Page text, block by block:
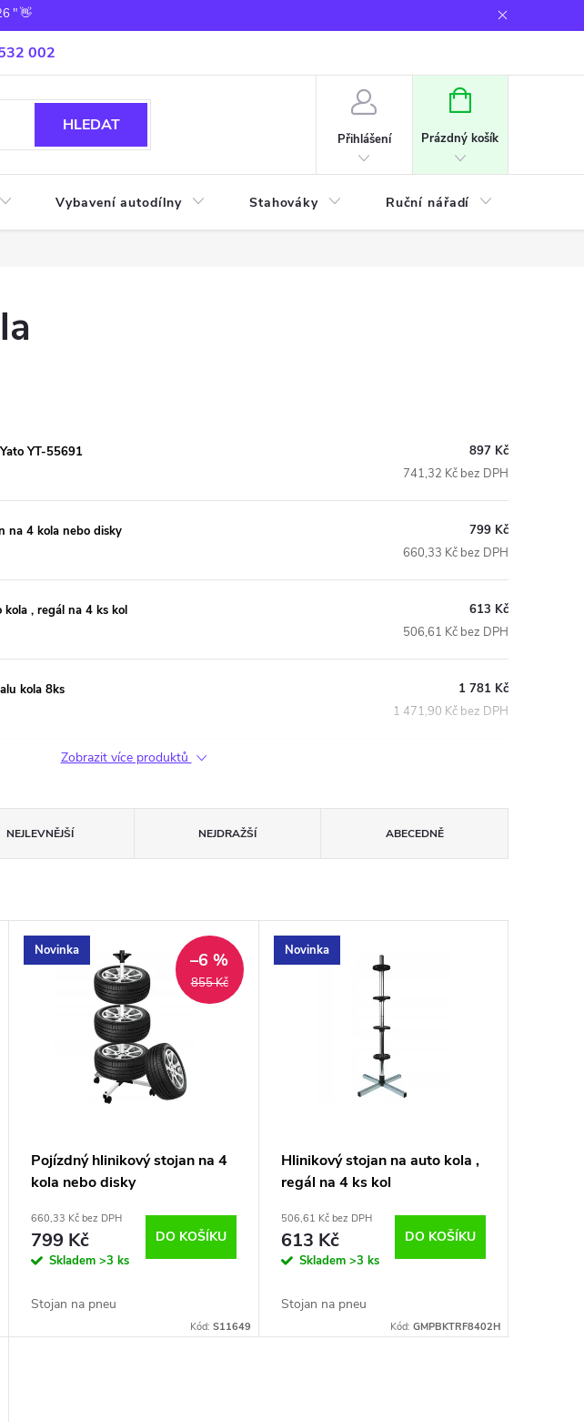
" 👋
002
HLEDAT
Přihlášení
NÁKUPNÍ
Prázdný košík
Vybavení autodílny Stahováky Ruční nářadí
YT-55691
897 Kč
741,32 Kč bez DPH
na 4 kola nebo disky
799 Kč
660,33 Kč bez DPH
, regál na 4 ks kol
613 Kč
506,61 Kč bez DPH
kola 8ks
1 781 Kč
1 471,90 Kč bez DPH
Zobrazit více produktů
NEJLEVNĚJŠÍ NEJDRAŽŠÍ ABECEDNĚ
Novinka
855 Kč
–6 %
Pojízdný hlinikový stojan na 4
kola nebo disky
660,33 Kč bez DPH
799 Kč
Skladem>3 ks
DO KOŠÍKU
Stojan na pneu
Kód: S11649
Novinka
Hlinikový stojan na auto kola ,
regál na 4 ks kol
506,61 Kč bez DPH
613 Kč
Skladem >3 ks
DO KOŠÍKU
Stojan na pneu
Kód: GMPBKTRF8402H